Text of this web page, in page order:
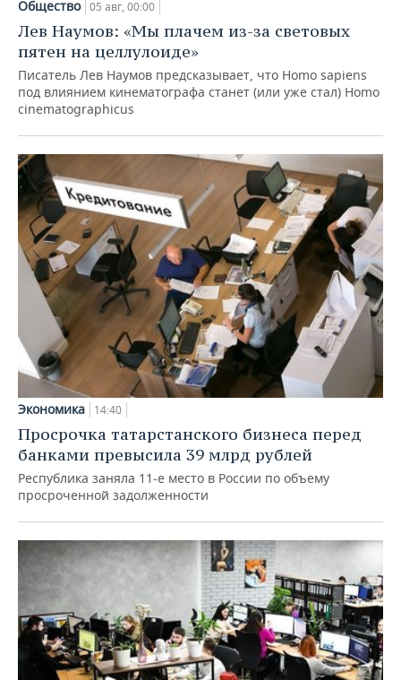
Общество 05 авг, 00:00
Лев Наумов: «Мы плачем из-за световых
пятен на целлулоиде»
Писатель Лев Наумов предсказывает, что Homo sapiens
под влиянием кинематографа станет (или уже стал) Homo
cinematographicus
Экономика 14:40
Просрочка татарстанского бизнеса перед
банками превысила 39 млрд рублей
Республика заняла 11-е место в России по объему
просроченной задолженности